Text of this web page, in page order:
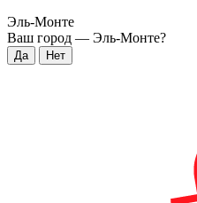
Эль-Монте
Ваш город — Эль-Монте?